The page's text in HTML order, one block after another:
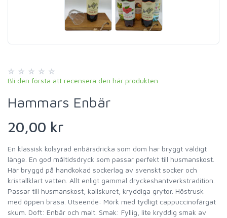
Bli den första att recensera den här produkten
Hammars Enbär
20,00 kr
En klassisk kolsyrad enbärsdricka som dom har bryggt väldigt
länge. En god måltidsdryck som passar perfekt till husmanskost.
Här bryggd på handkokad sockerlag av svenskt socker och
kristallklart vatten. Allt enligt gammal dryckeshantverkstradition.
Passar till husmanskost, kallskuret, kryddiga grytor. Höstrusk
med öppen brasa. Utseende: Mörk med tydligt cappuccinofärgat
skum. Doft: Enbär och malt. Smak: Fyllig, lite kryddig smak av